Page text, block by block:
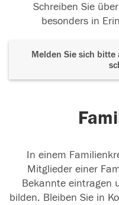
Schreiben Sie
besonders in
Melden Sie sich
In einem
Mitglieder einer
Bekannte eintragen
bilden. Bleiben Sie in